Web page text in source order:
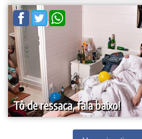
Tô de ressaca, fala baixo!